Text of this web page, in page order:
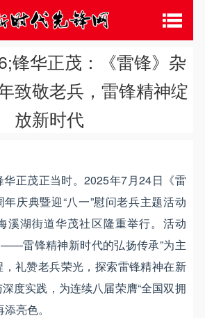
锋华正茂：《雷锋》杂
致敬老兵，雷锋精神绽
放新时代
正茂正当时。2025年7月24日《雷
庆典暨迎“八一”慰问老兵主题活动
溪湖街道华茂社区隆重举行。活动
——雷锋精神新时代的弘扬传承”为主
礼赞老兵荣光，探索雷锋精神在新
度实践，为连续八届荣膺“全国双拥
亮色。